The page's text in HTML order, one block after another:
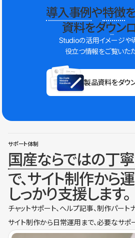
導入事例や特徴
資料をダウンロ
Studioの活用イメージや
役立つ情報をご覧いた
製品資料をダウ
サポート体制
国産ならではの丁
で、サイト制作から
しっかり支援します。
チャットサポート、ヘルプ記事、制作パート
サイト制作から日常運用まで、必要なサポ